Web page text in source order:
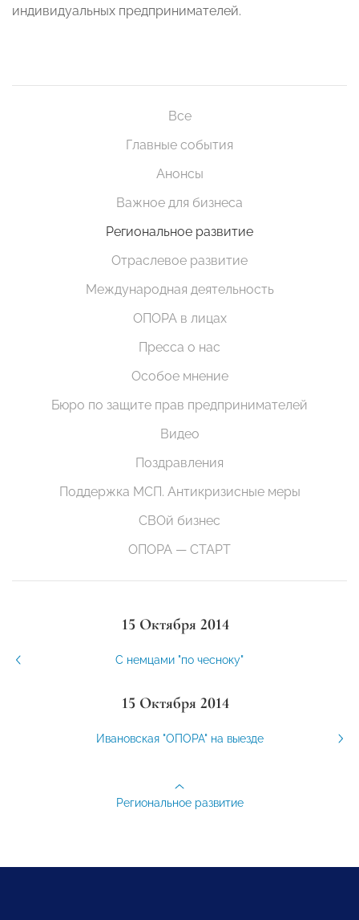
индивидуальных предпринимателей.
Все
Главные события
Анонсы
Важное для бизнеса
Региональное развитие
Отраслевое развитие
Международная деятельность
ОПОРА в лицах
Пресса о нас
Особое мнение
Бюро по защите прав предпринимателей
Видео
Поздравления
Поддержка МСП. Антикризисные меры
СВОй бизнес
ОПОРА — СТАРТ
15 Октября 2014
С немцами "по чесноку"
15 Октября 2014
Ивановская "ОПОРА" на выезде
Региональное развитие